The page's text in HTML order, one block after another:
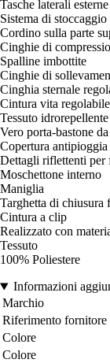
Tasche laterali
Sistema di
Cordino sulla parte
Cinghie di
Spalline imbottite
Cinghie di
Cinghia sternale
Cintura vita regolabile
Tessuto
Vero porta-bastone
Copertura
Dettagli riflettenti per
Moschettone interno
Maniglia
Targhetta di chiusura
Cintura a clip
Realizzato con
Tessuto
100% Poliestere
Informazioni
Marchio
Riferimento fornitore
Colore
Colore